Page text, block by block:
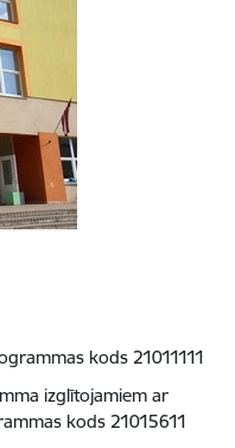
kods 21011111
izglītojamiem ar
kods 21015611